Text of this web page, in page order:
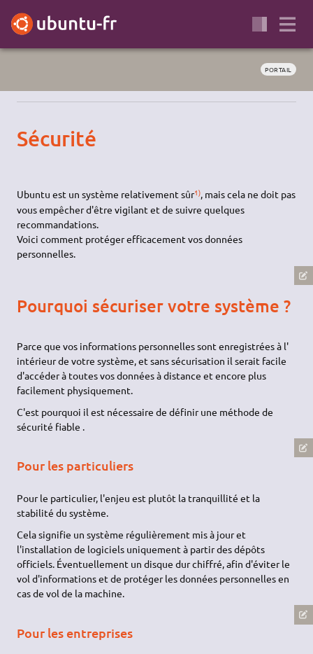
PORTAIL
Sécurité
Ubuntu est un système relativement sûr1), mais cela ne doit pas
vous empêcher d'être vigilant et de suivre quelques
recommandations.
Voici comment protéger efficacement vos données
personnelles.
Pourquoi sécuriser votre système ?
Parce que vos informations personnelles sont enregistrées à l'​
intérieur de votre système,​ et sans sécurisation il serait facile
d'​accéder à toutes vos données à distance et encore plus
facilement physiquement.
C'est pourquoi il est nécessaire de définir une méthode de
sécurité fiable .
Pour les particuliers
Pour le particulier, l'enjeu est plutôt la tranquillité et la
stabilité du système.
Cela signifie un système régulièrement mis à jour et
l'installation de logiciels uniquement à partir des dépôts
officiels. Éventuellement un disque dur chiffré, afin d'éviter le
vol d'informations et de protéger les données personnelles en
cas de vol de la machine.
Pour les entreprises